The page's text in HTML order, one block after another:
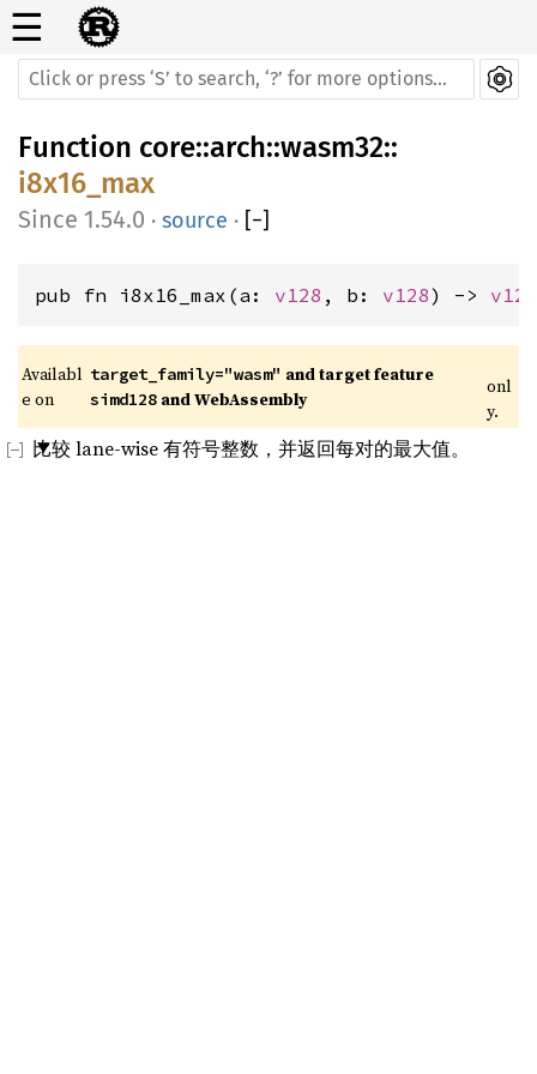
☰
Function core::arch::wasm32::
i8x16_max
1.54.0 · source · [−]
pub fn i8x16_max(a: v128 , b: v128) -> v128
Availabl
e on
target_family="wasm" and target feature
simd128 and WebAssembly
onl
y.
比较 lane-wise 有符号整数，并返回每对的最大值。